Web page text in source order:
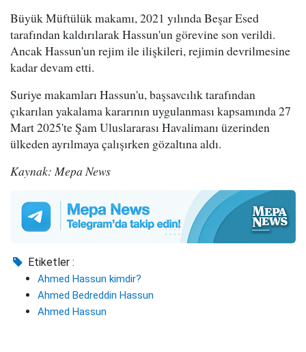
Büyük Müftülük makamı, 2021 yılında Beşar Esed
tarafından kaldırılarak Hassun'un görevine son verildi.
Ancak Hassun'un rejim ile ilişkileri, rejimin devrilmesine
kadar devam etti.
Suriye makamları Hassun'u, başsavcılık tarafından
çıkarılan yakalama kararının uygulanması kapsamında 27
Mart 2025'te Şam Uluslararası Havalimanı üzerinden
ülkeden ayrılmaya çalışırken gözaltına aldı.
Kaynak: Mepa News
Etiketler :
Ahmed Hassun kimdir?
Ahmed Bedreddin Hassun
Ahmed Hassun